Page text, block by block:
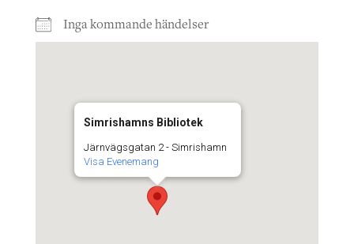
Inga kommande händelser
Simrishamns Bibliotek
Järnvägsgatan 2 - Simrishamn
Visa Evenemang